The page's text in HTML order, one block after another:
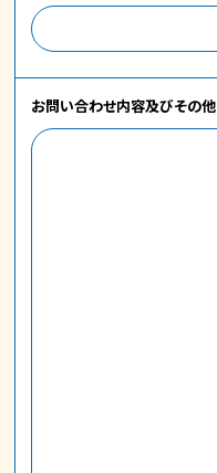
お問い合わせ内容及びその他